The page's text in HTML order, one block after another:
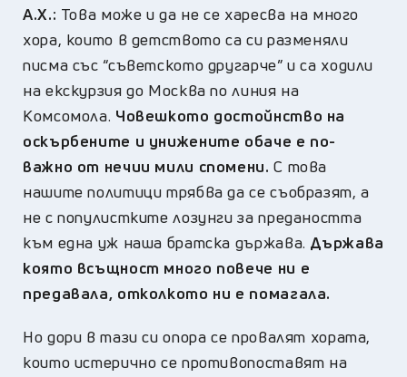
А.Х.: Това може и да не се харесва на много
хора, които в детството са си разменяли
писма със “съветското другарче” и са ходили
на екскурзия до Москва по линия на
Комсомола. Човешкото достойнство на
оскърбените и унижените обаче е по-
важно от нечии мили спомени. С това
нашите политици трябва да се съобразят, а
не с популистките лозунги за предаността
към една уж наша братска държава. Държава
която всъщност много повече ни е
предавала, отколкото ни е помагала.
Но дори в тази си опора се провалят хората,
които истерично се противопоставят на